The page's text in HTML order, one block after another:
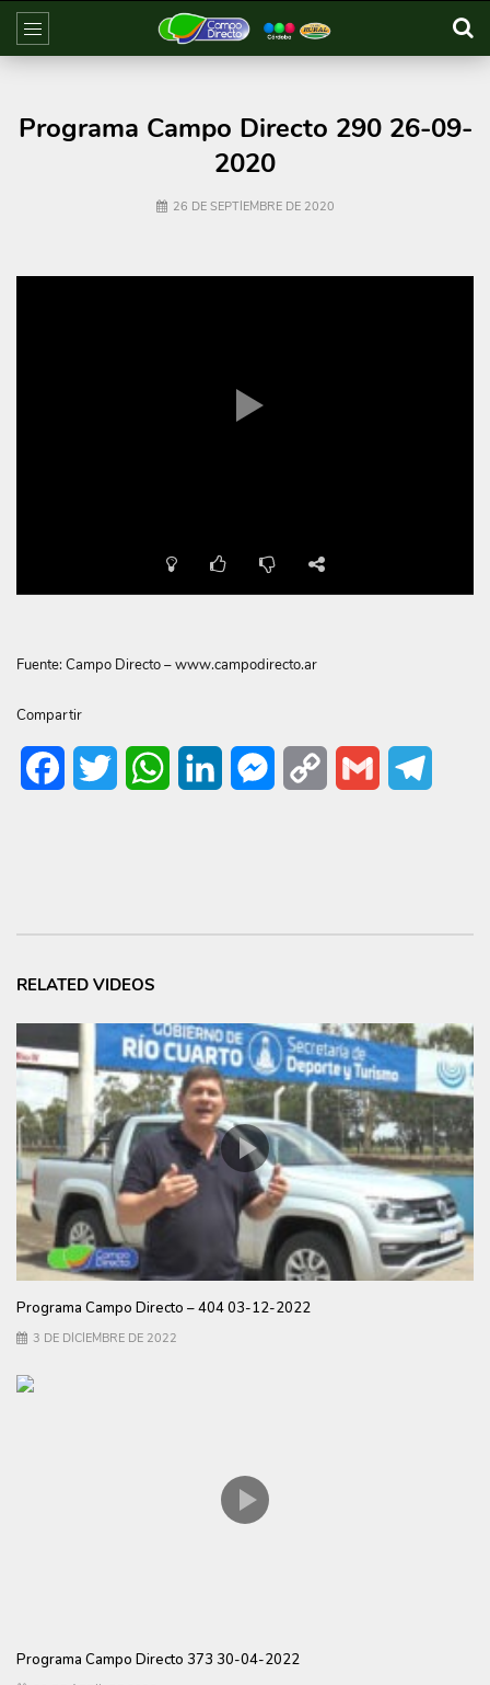
Programa Campo Directo 290 26-09-
2020
26 DE SEPTIEMBRE DE 2020
Fuente: Campo Directo – www.campodirecto.ar
Compartir
FacebookTwitter WhatsAppLinkedIn Messenger
Copy
Gmail
RELATED VIDEOS
Programa Campo Directo – 404 03-12-2022
3 DE DICIEMBRE DE 2022
Programa Campo Directo 373 30-04-2022